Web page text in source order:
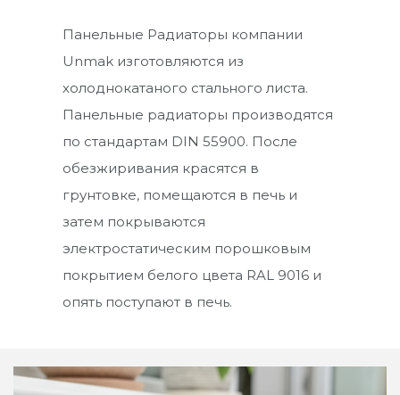
Бойлеры
Радиаторы
Полотенцесушитель
Панельные Радиаторы компании
Unmak изготовляются из
холоднокатаного стального листа.
Панельные радиаторы производятся
по стандартам DIN 55900. После
обезжиривания красятся в
грунтовке, помещаются в печь и
затем покрываются
электростатическим порошковым
покрытием белого цвета RAL 9016 и
опять поступают в печь.